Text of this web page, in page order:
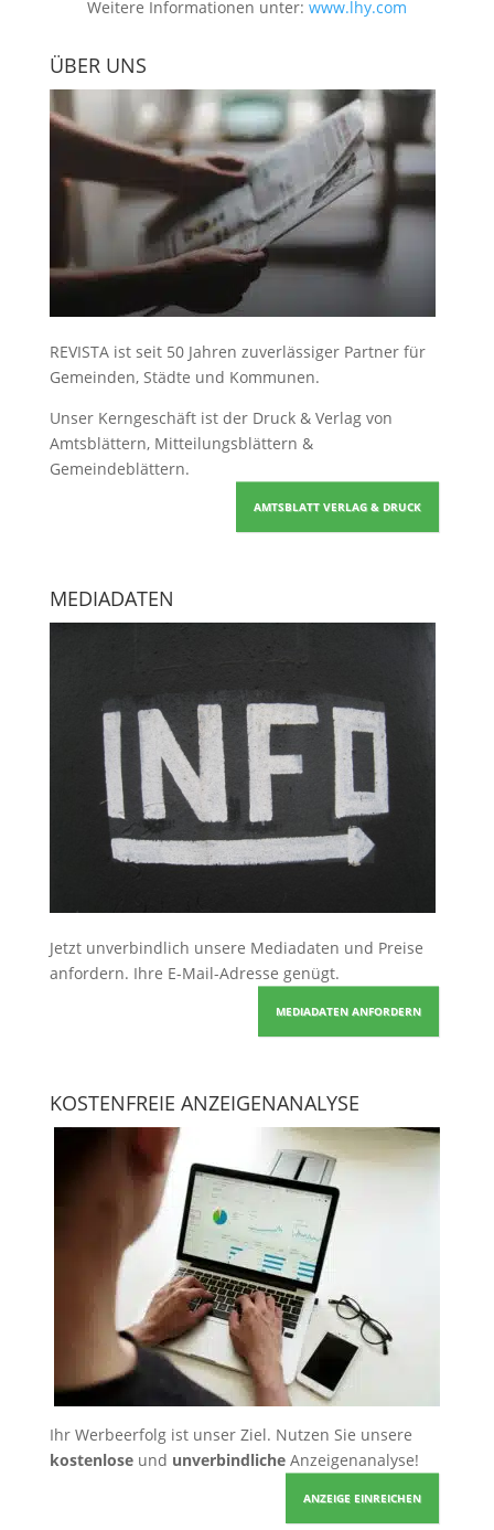
Weitere Informationen unter: www.lhy.com
ÜBER UNS
REVISTA ist seit 50 Jahren zuverlässiger Partner für
Gemeinden, Städte und Kommunen.
Unser Kerngeschäft ist der Druck & Verlag von
Amtsblättern, Mitteilungsblättern &
Gemeindeblättern.
AMTSBLATT VERLAG & DRUCK
MEDIADATEN
Jetzt unverbindlich unsere Mediadaten und Preise
anfordern. Ihre E-Mail-Adresse genügt.
MEDIADATEN ANFORDERN
KOSTENFREIE ANZEIGENANALYSE
Ihr Werbeerfolg ist unser Ziel. Nutzen Sie unsere
kostenloseund unverbindlicheAnzeigenanalyse!
ANZEIGE EINREICHEN